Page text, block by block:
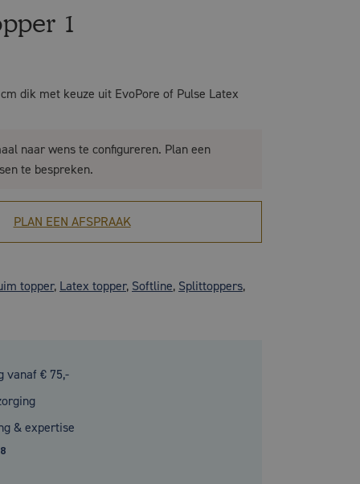
1
dik met keuze uit EvoPore of Pulse Latex
naar wens te configureren. Plan een
te bespreken.
PLAN EEN AFSPRAAK
topper, Latex topper, Softline, Splittoppers,
vanaf € 75,-
& expertise